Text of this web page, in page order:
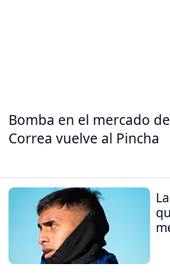
Bomba en el mercado
Correa vuelve al Pincha